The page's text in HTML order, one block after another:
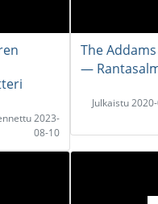
2023-
08-10
The
―
Julkaistu